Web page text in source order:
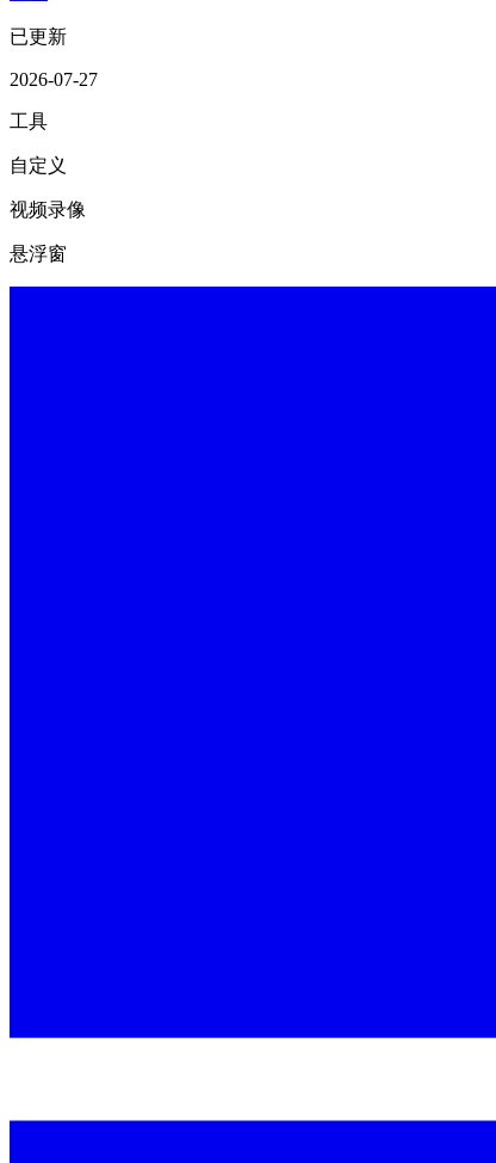
已更新
2026-07-27
工具
自定义
视频录像
悬浮窗